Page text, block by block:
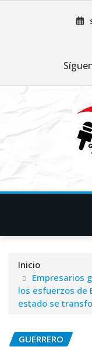
Inicio
Empresarios
los esfuerzos de
estado se
GUERRERO